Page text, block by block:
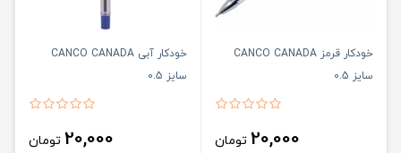
خودکار قرمز CANCO CANADA
سایز 0.5
20,000 تومان
خودکار آبی CANCO CANADA
سایز 0.5
20,000 تومان